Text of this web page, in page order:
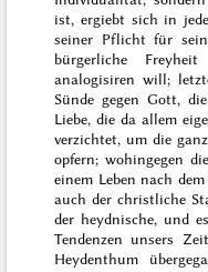
ist, ergiebt sich in
seiner Pflicht für
bürgerliche
analogisiren will;
Sünde gegen Gott,
Liebe, die da allem
verzichtet, um die
opfern; wohingegen
einem Leben nach
auch der christliche
der heydnische, und
Tendenzen unsers
Heydenthum